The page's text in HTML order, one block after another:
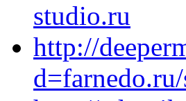
studio.ru
http://